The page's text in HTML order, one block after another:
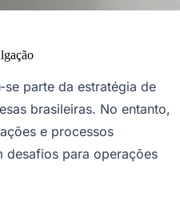
parte da estratégia de
brasileiras. No entanto,
e processos
desafios para operações